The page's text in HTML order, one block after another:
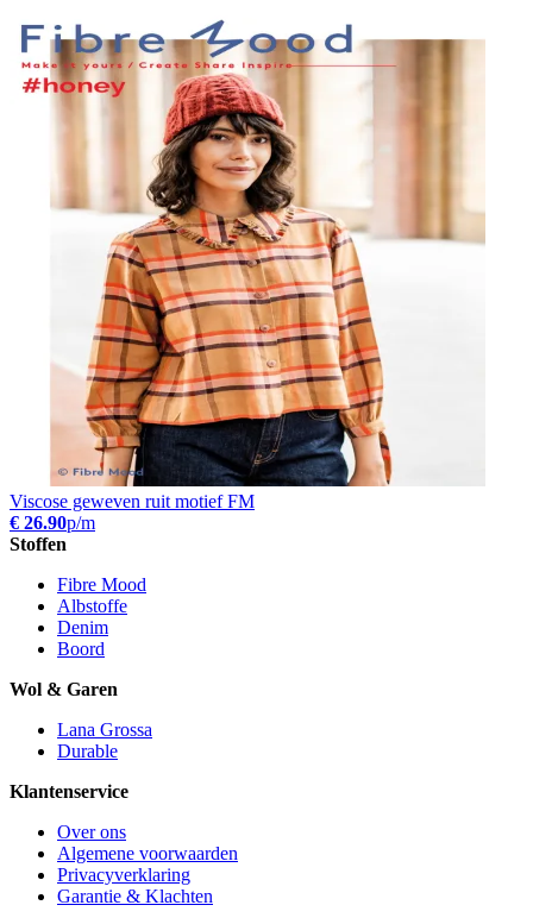
Viscose geweven ruit motief FM
€ 26.90p/m
Stoffen
Fibre Mood
Albstoffe
Denim
Boord
Wol & Garen
Lana Grossa
Durable
Klantenservice
Over ons
Algemene voorwaarden
Privacyverklaring
Garantie & Klachten